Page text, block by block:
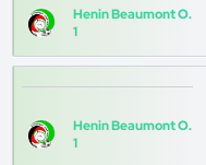
Henin Beaumont O.
1
Henin Beaumont O.
1